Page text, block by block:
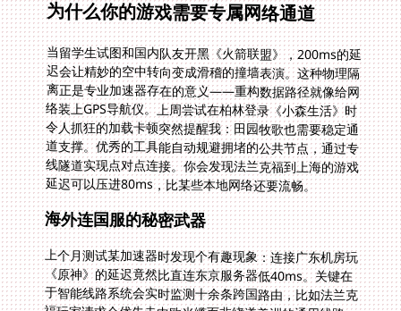
为什么你的游戏需要专属网络通道
当留学生试图和国内队友开黑《火箭联盟》，200ms的延
迟会让精妙的空中转向变成滑稽的撞墙表演。这种物理隔
离正是专业加速器存在的意义——重构数据路径就像给网
络装上GPS导航仪。上周尝试在柏林登录《小森生活》时
令人抓狂的加载卡顿突然提醒我：田园牧歌也需要稳定通
道支撑。优秀的工具能自动规避拥堵的公共节点，通过专
线隧道实现点对点连接。你会发现法兰克福到上海的游戏
延迟可以压进80ms，比某些本地网络还要流畅。
海外连国服的秘密武器
上个月测试某加速器时发现个有趣现象：连接广东机房玩
《原神》的延迟竟然比直连东京服务器低40ms。关键在
于智能线路系统会实时监测十余条跨国路由，比如法兰克
福玩家请求会优先走中欧光缆而非绕道美洲的通用线路。
这种动态优化让每次登录都自动匹配最佳路径，就像给数
据包安排了特快专列。深夜在剑桥宿舍用安卓手机玩《崩
坏：星穹铁道》时切到Windows电脑继续战斗，跨平台